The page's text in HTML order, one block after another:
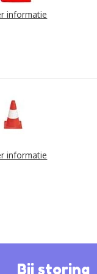
informatie
informatie
Bij storing